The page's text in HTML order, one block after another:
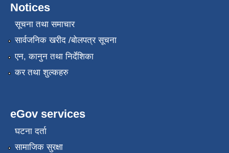
Notices
सूचना तथा समाचार
सार्वजनिक खरीद /बोलपत्र सूचना
एन, कानुन तथा निर्देशिका
कर तथा शुल्कहरु
eGov services
घटना दर्ता
सामाजिक सुरक्षा